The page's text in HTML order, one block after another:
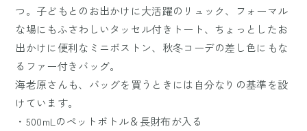
つ。子どもとのお出かけに大活躍のリュック、フォーマル
な場にもふさわしいタッセル付きトート、ちょっとしたお
出かけに便利なミニボストン、秋冬コーデの差し色にもな
るファー付きバッグ。
海老原さんも、バッグを買うときには自分なりの基準を設
けています。
・500mLのペットボトル＆長財布が入る